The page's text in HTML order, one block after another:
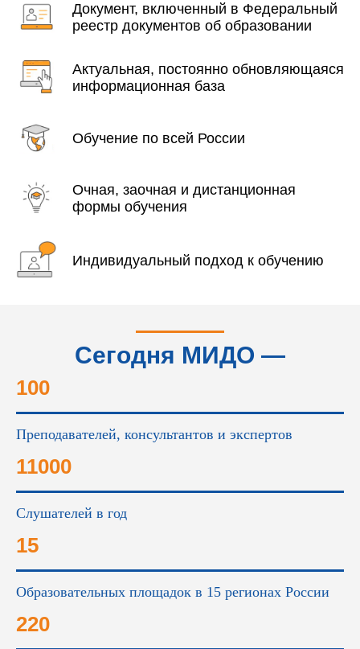
Документ, включенный в Федеральный
реестр документов об образовании
Актуальная, постоянно обновляющаяся
информационная база
Обучение по всей России
Очная, заочная и дистанционная
формы обучения
Индивидуальный подход к обучению
Сегодня МИДО —
100
Преподавателей, консультантов и экспертов
11000
Слушателей в год
15
Образовательных площадок в 15 регионах России
220